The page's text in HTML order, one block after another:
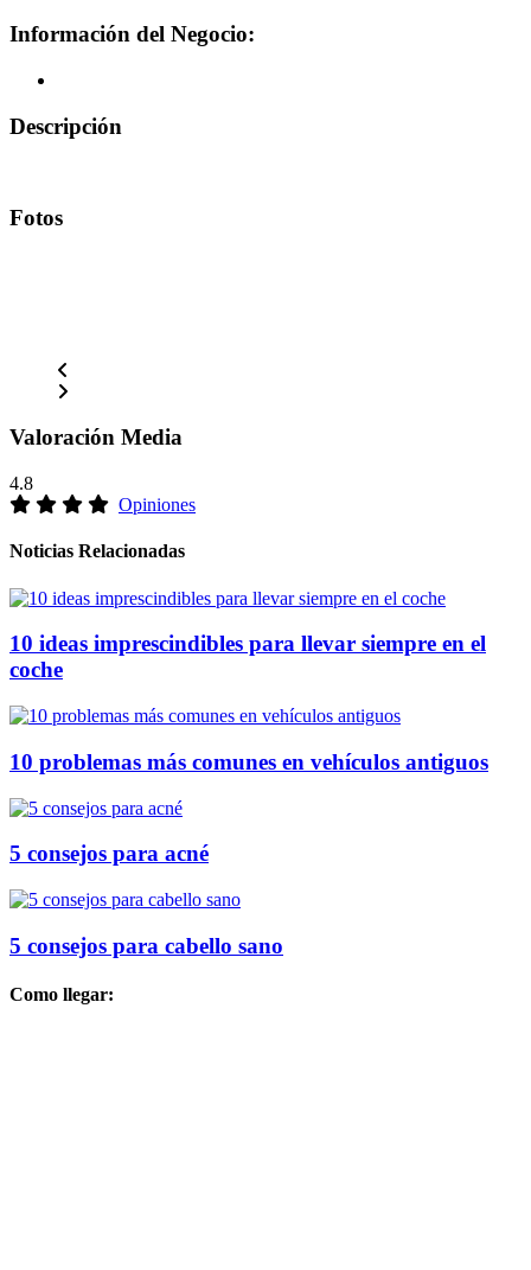
Información del Negocio:
Descripción
Fotos
Valoración Media
4.8
Opiniones
Noticias Relacionadas
10 ideas imprescindibles para llevar siempre en el
coche
10 problemas más comunes en vehículos antiguos
5 consejos para acné
5 consejos para cabello sano
Como llegar: